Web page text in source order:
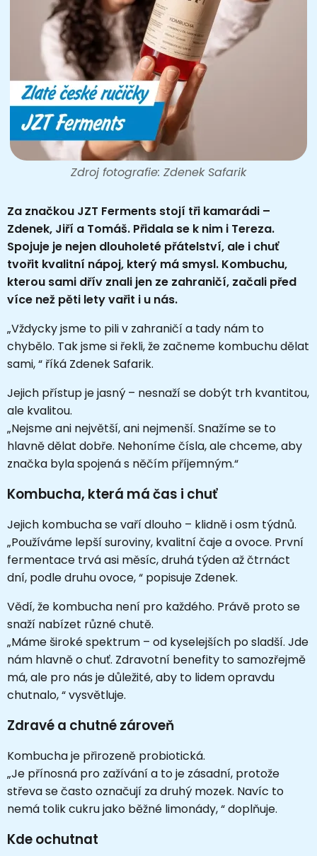
Zdroj fotografie: Zdenek Safarik
Za značkou JZT Ferments stojí tři kamarádi –
Zdenek, Jiří a Tomáš. Přidala se k nim i Tereza.
Spojuje je nejen dlouholeté přátelství, ale i chuť
tvořit kvalitní nápoj, který má smysl. Kombuchu,
kterou sami dřív znali jen ze zahraničí, začali před
více než pěti lety vařit i u nás.
„Vždycky jsme to pili v zahraničí a tady nám to
chybělo. Tak jsme si řekli, že začneme kombuchu dělat
sami, “ říká Zdenek Safarik.
Jejich přístup je jasný – nesnaží se dobýt trh kvantitou,
ale kvalitou.
„Nejsme ani největší, ani nejmenší. Snažíme se to
hlavně dělat dobře. Nehoníme čísla, ale chceme, aby
značka byla spojená s něčím příjemným.“
Kombucha, která má čas i chuť
Jejich kombucha se vaří dlouho – klidně i osm týdnů.
„Používáme lepší suroviny, kvalitní čaje a ovoce. První
fermentace trvá asi měsíc, druhá týden až čtrnáct
dní, podle druhu ovoce, “ popisuje Zdenek.
Vědí, že kombucha není pro každého. Právě proto se
snaží nabízet různé chutě.
„Máme široké spektrum – od kyselejších po sladší. Jde
nám hlavně o chuť. Zdravotní benefity to samozřejmě
má, ale pro nás je důležité, aby to lidem opravdu
chutnalo, “ vysvětluje.
Zdravé a chutné zároveň
Kombucha je přirozeně probiotická.
„Je přínosná pro zažívání a to je zásadní, protože
střeva se často označují za druhý mozek. Navíc to
nemá tolik cukru jako běžné limonády, “ doplňuje.
Kde ochutnat